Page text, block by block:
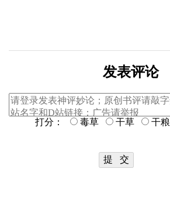
发表评论
打分： 毒草 干草 干粮